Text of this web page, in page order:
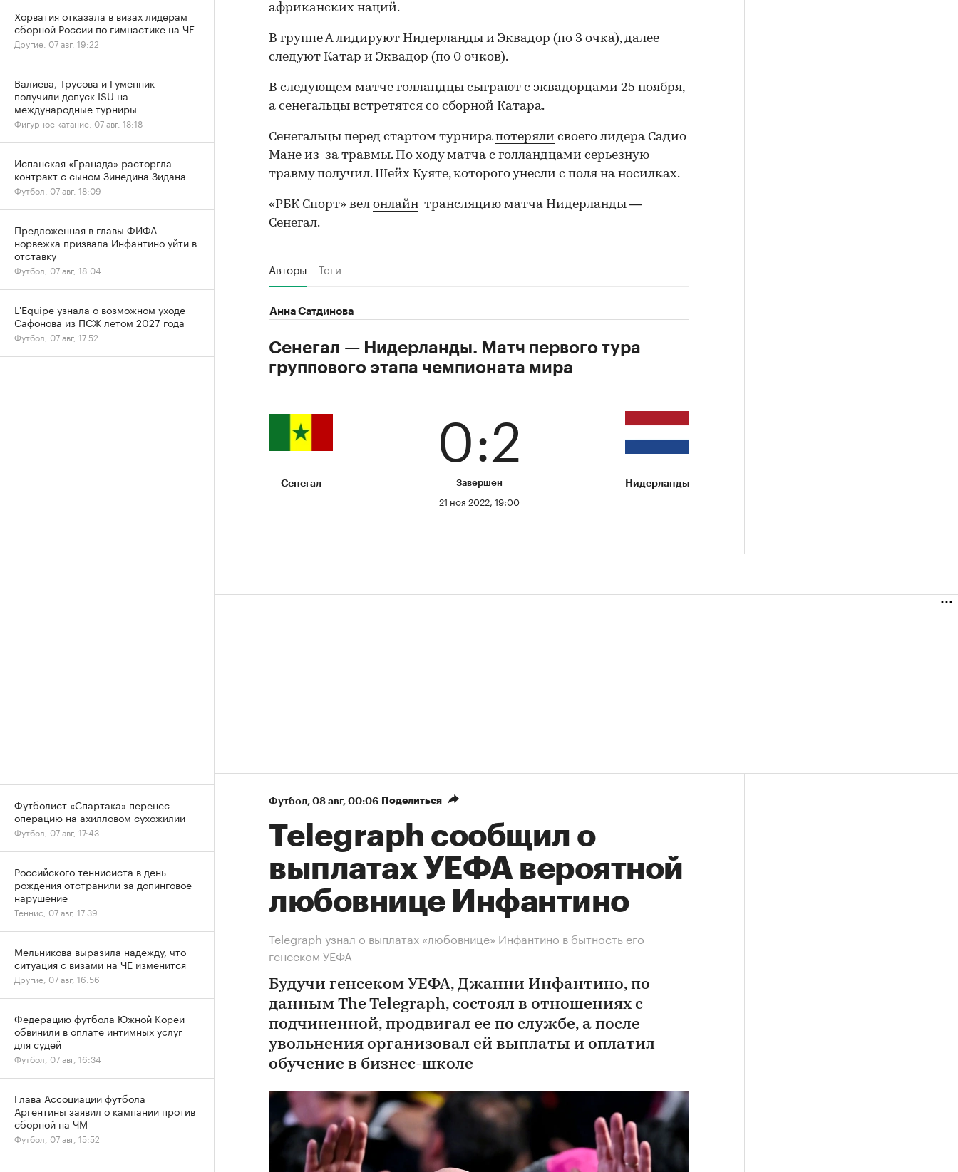
африканских наций.
В группе А лидируют Нидерланды и Эквадор (по 3 очка), далее
следуют Катар и Эквадор (по 0 очков).
В следующем матче голландцы сыграют с эквадорцами 25 ноября,
а сенегальцы встретятся со сборной Катара.
Сенегальцы перед стартом турнира потеряли своего лидера Садио
Мане из-за травмы. По ходу матча с голландцами серьезную
травму получил. Шейх Куяте, которого унесли с поля на носилках.
«РБК Спорт» вел онлайн-трансляцию матча Нидерланды —
Сенегал.
Авторы Теги
Анна Сатдинова
Сенегал — Нидерланды. Матч первого тура
группового этапа чемпионата мира
0:2
Сенегал Завершен
21 ноя 2022, 19:00
Нидерланды
Футбол⁠, 08 авг, 00:06 Поделиться
Telegraph сообщил о
выплатах УЕФА вероятной
любовнице Инфантино
Telegraph узнал о выплатах «любовнице» Инфантино в бытность его
генсеком УЕФА
Будучи генсеком УЕФА, Джанни Инфантино, по
данным The Telegraph, состоял в отношениях с
подчиненной, продвигал ее по службе, а после
увольнения организовал ей выплаты и оплатил
обучение в бизнес-школе
Хорватия отказала в визах лидерам
сборной России по гимнастике на ЧЕ
Другие, 07 авг, 19:22
Валиева, Трусова и Гуменник
получили допуск ISU на
международные турниры
Фигурное катание, 07 авг, 18:18
Испанская «Гранада» расторгла
контракт с сыном Зинедина Зидана
Футбол, 07 авг, 18:09
Предложенная в главы ФИФА
норвежка призвала Инфантино уйти в
отставку
Футбол, 07 авг, 18:04
L'Equipe узнала о возможном уходе
Сафонова из ПСЖ летом 2027 года
Футбол, 07 авг, 17:52
Футболист «Спартака» перенес
операцию на ахилловом сухожилии
Футбол, 07 авг, 17:43
Российского теннисиста в день
рождения отстранили за допинговое
нарушение
Теннис, 07 авг, 17:39
Мельникова выразила надежду, что
ситуация с визами на ЧЕ изменится
Другие, 07 авг, 16:56
Федерацию футбола Южной Кореи
обвинили в оплате интимных услуг
для судей
Футбол, 07 авг, 16:34
Глава Ассоциации футбола
Аргентины заявил о кампании против
сборной на ЧМ
Футбол, 07 авг, 15:52